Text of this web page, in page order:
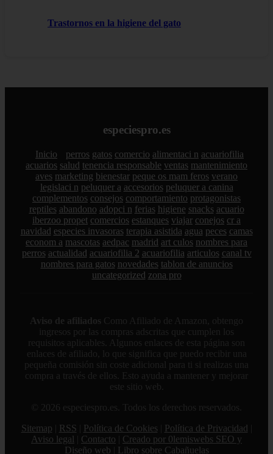
Trastornos en la higiene del gato
especiespro.es
Inicio perros gatos comercio alimentaci n acuariofilia
acuarios salud tenencia responsable ventas mantenimiento
aves marketing bienestar peque os mam feros verano
legislaci n peluquer a accesorios peluquer a canina
complementos consejos comportamiento protagonistas
reptiles abandono adopci n ferias higiene snacks acuario
iberzoo propet comercios estanques viajar conejos cr a
navidad especies invasoras terapia asistida agua peces camas
econom a mascotas aedpac madrid art culos nombres para
perros actualidad acuariofilia 2 acuariofilia articulos canal tv
nombres para gatos novedades tablon de anuncios
uncategorized zona pro
Aviso de afiliados Como Afiliado de Amazon, obtengo
ingresos por las compras adscritas que cumplen los
requisitos aplicables. Algunos enlaces de esta página son
enlaces de afiliado, lo que significa que puedo recibir una
pequeña comisión sin coste adicional para ti si realizas una
compra a través de ellos. Esto ayuda a mantener y mejorar
este sitio web.
© 2026 especiespro.es. Todos los derechos reservados.
Sitemap
RSS Política de Cookies Política de Privacidad
Aviso legal
Contacto
Creado por 0lemiswebs SEO y
Diseño web
Libro sobre Cabañuelas